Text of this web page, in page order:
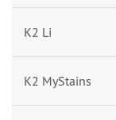
K2 Li
K2 MyStains